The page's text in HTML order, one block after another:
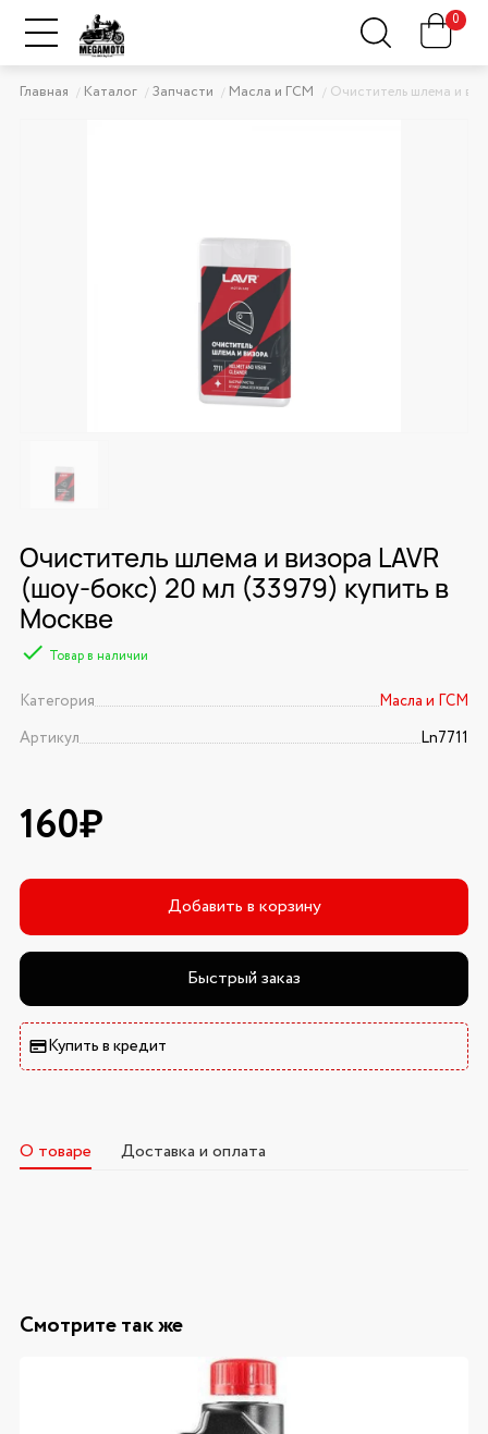
0
Главная Каталог Запчасти Масла и ГСМ Очиститель шлема и
Очиститель шлема и визора LAVR
(шоу-бокс) 20 мл (33979) купить в
Москве
Товар в наличии
Категория
Масла и ГСМ
Артикул
Ln7711
160₽
Добавить в корзину
Быстрый заказ
Купить в кредит
О товаре Доставка и оплата
Смотрите так же